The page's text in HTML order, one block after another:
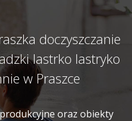
doczyszczanie
lastrko lastryko
w Praszce
oraz obiekty